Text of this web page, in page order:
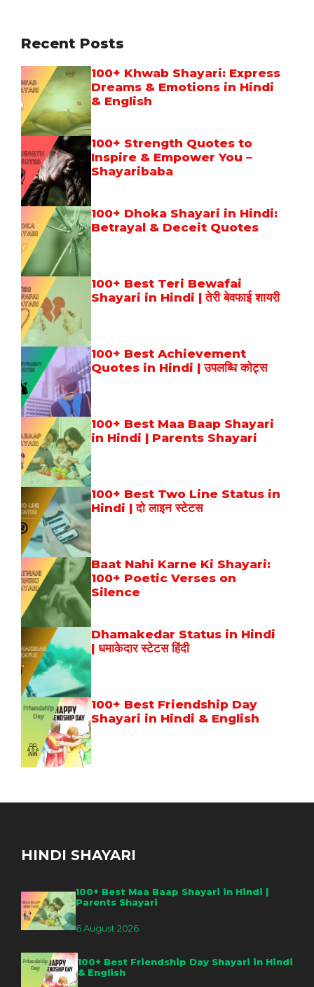
Recent Posts
100+ Khwab Shayari: Express
Dreams & Emotions in Hindi
& English
100+ Strength Quotes to
Inspire & Empower You –
Shayaribaba
100+ Dhoka Shayari in Hindi:
Betrayal & Deceit Quotes
100+ Best Teri Bewafai
Shayari in Hindi | तेरी बेवफाई शायरी
100+ Best Achievement
Quotes in Hindi | उपलब्धि कोट्स
100+ Best Maa Baap Shayari
in Hindi | Parents Shayari
100+ Best Two Line Status in
Hindi | दो लाइन स्टेटस
Baat Nahi Karne Ki Shayari:
100+ Poetic Verses on
Silence
Dhamakedar Status in Hindi
| धमाकेदार स्टेटस हिंदी
100+ Best Friendship Day
Shayari in Hindi & English
HINDI SHAYARI
100+ Best Maa Baap Shayari in Hindi |
Parents Shayari
6 August 2026
100+ Best Friendship Day Shayari in Hindi
& English